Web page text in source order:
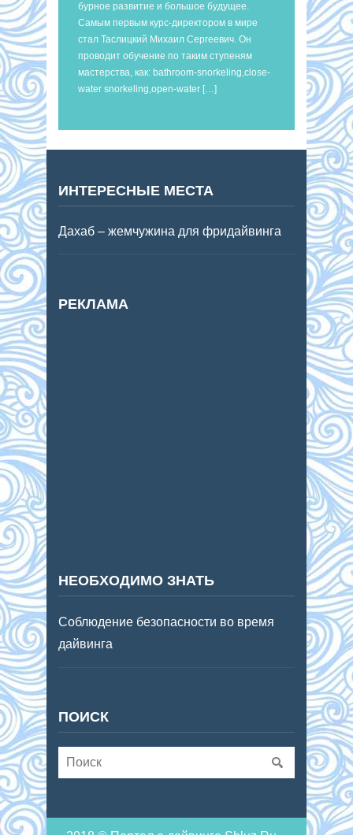
бурное развитие и большое будущее.
Самым первым курс-директором в мире
стал Таслицкий Михаил Сергеевич. Он
проводит обучение по таким ступеням
мастерства, как: bathroom-snorkeling,close-
water snorkeling,open-water […]
ИНТЕРЕСНЫЕ МЕСТА
Дахаб – жемчужина для фридайвинга
РЕКЛАМА
НЕОБХОДИМО ЗНАТЬ
Соблюдение безопасности во время
дайвинга
ПОИСК